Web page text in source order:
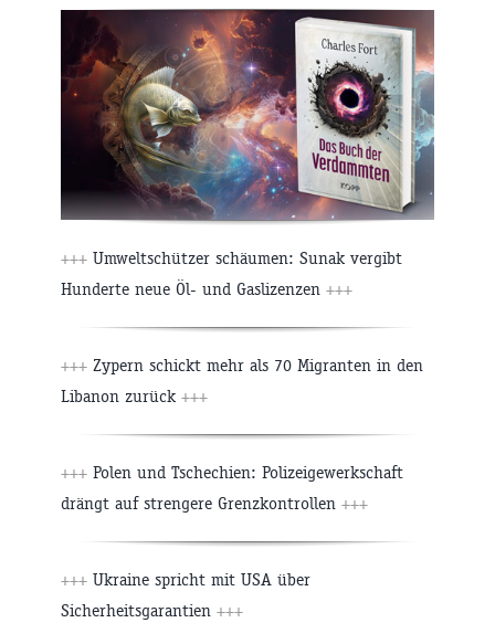
+++ Umweltschützer schäumen: Sunak vergibt
Hunderte neue Öl- und Gaslizenzen +++
+++ Zypern schickt mehr als 70 Migranten in den
Libanon zurück +++
+++ Polen und Tschechien: Polizeigewerkschaft
drängt auf strengere Grenzkontrollen +++
+++ Ukraine spricht mit USA über
Sicherheitsgarantien +++